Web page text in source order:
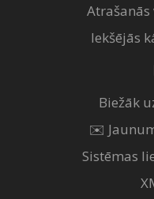
Atrašanās
Iekšējās
Biežāk
✉️
Sistēmas